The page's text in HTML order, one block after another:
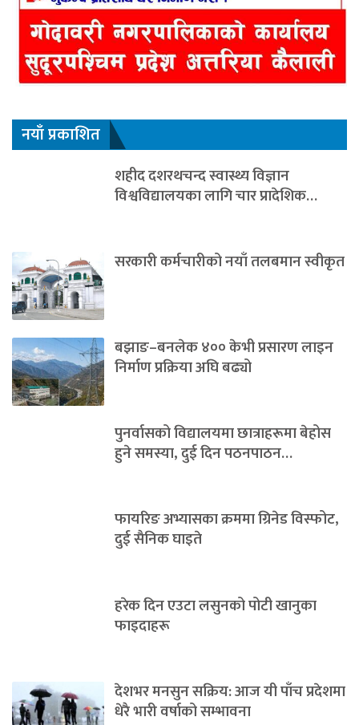
नयाँ प्रकाशित
शहीद दशरथचन्द स्वास्थ्य विज्ञान
विश्वविद्यालयका लागि चार प्रादेशिक…
सरकारी कर्मचारीको नयाँ तलबमान स्वीकृत
बझाङ–बनलेक ४०० केभी प्रसारण लाइन
निर्माण प्रक्रिया अघि बढ्यो
पुनर्वासको विद्यालयमा छात्राहरूमा बेहोस
हुने समस्या, दुई दिन पठनपाठन…
फायरिङ अभ्यासका क्रममा ग्रिनेड विस्फोट,
दुई सैनिक घाइते
हरेक दिन एउटा लसुनको पोटी खानुका
फाइदाहरू
देशभर मनसुन सक्रिय: आज यी पाँच प्रदेशमा
धेरै भारी वर्षाको सम्भावना